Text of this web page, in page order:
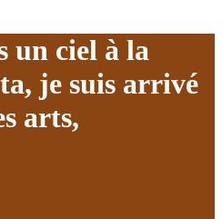
un ciel à la
je suis arrivé
arts,